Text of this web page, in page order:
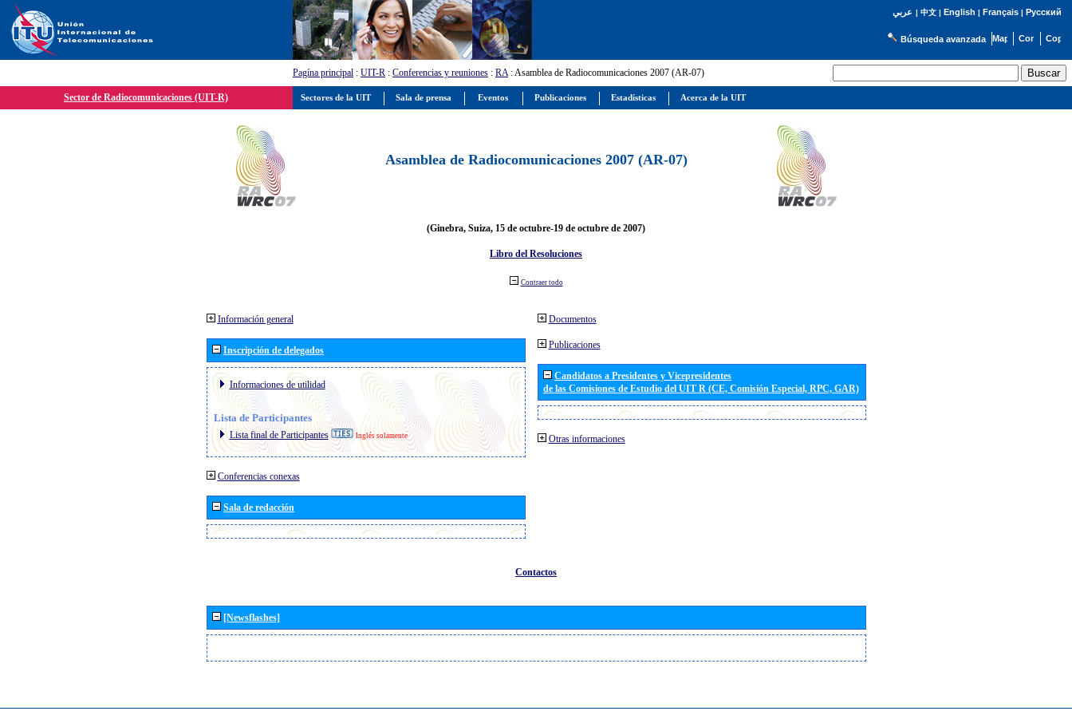
عربي | 中文| English | Français| Русский
Búsqueda avanzada
Pagína principal : UIT-R : Conferencias y reuniones : RA: Asamblea de Radiocomunicaciones 2007 (AR-07)
Sector de Radiocomunicaciones (UIT-R)
Asamblea de Radiocomunicaciones 2007 (AR-07)
(Ginebra, Suiza, 15 de octubre-19 de octubre de 2007)
Libro del Resoluciones
Contraer todo
Información general
Inscripción de delegados
Informaciones de utilidad
Lista de Participantes
Lista final de Participantes Inglés solamente
Conferencias conexas
Sala de redacción
Documentos
Publicaciones
Candidatos a Presidentes y Vicepresidentes
de las Comisiones de Estudio del UIT R (CE, Comisión Especial, RPC, GAR)
Otras informaciones
Contactos
[Newsflashes]
Sectores de la UIT Sala de prensa Eventos Publicaciones Estadísticas Acerca de la UIT